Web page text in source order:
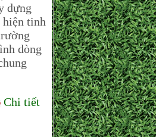
dựng
hiện tinh
dòng
Chi tiết